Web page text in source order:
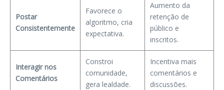
Postar
Consistentemente
Favorece o
algoritmo, cria
expectativa.
Aumento da
retenção de
público e
inscritos.
Interagir nos
Comentários
Constroi
comunidade,
gera lealdade.
Incentiva mais
comentários e
discussões.